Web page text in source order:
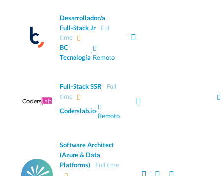
Desarrollador/a
Full-Stack Jr
Full
time
BC
Tecnología
·
Remoto
Full-Stack SSR
Full
time
Coderslab.io·
Remoto
Software Architect
(Azure & Data
Platforms)
Full time